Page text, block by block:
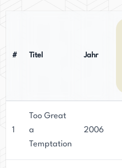
# Titel Jahr
1
Too Great
a
Temptation
2006